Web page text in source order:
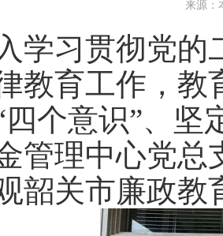
来源：
习贯彻党的
教育工作，教
四个意识”、坚
管理中心党总
韶关市廉政